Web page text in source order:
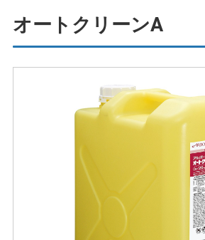
オートクリーンA